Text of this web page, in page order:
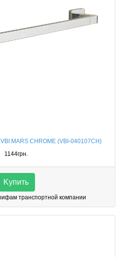
MARS CHROME (VBI-040107CH)
1144грн.
Kупить
транспортной компании